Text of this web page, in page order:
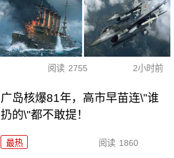
阅读 2755 2小时前
广岛核爆81年，高市早苗连\"谁
扔的\"都不敢提！
最热 阅读 1860